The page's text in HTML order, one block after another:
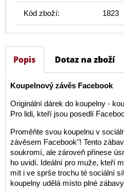
Kód zboží: 1823
Popis Dotaz na zboží
Koupelnový závěs Facebook
Originální dárek do koupelny -
Pro lidi, kteří jsou posedlí
Proměňte svou koupelnu v
závěsem Facebook"! Tento
soukromí, ale zároveň přinese
ho uvidí. Ideální pro muže, kteří
mít i ve sprše trochu té sociální
koupelny udělá místo plné